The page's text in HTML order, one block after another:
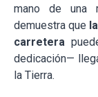
mano de una
demuestra que
carretera
dedicación—
la Tierra.